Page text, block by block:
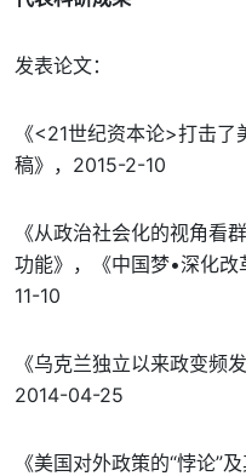
发表论文：
《<21世纪资本论>打击
稿》，2015-2-10
《从政治社会化的视角看
功能》，《中国梦•深化
11-10
《乌克兰独立以来政变频
2014-04-25
《美国对外政策的“悖论”